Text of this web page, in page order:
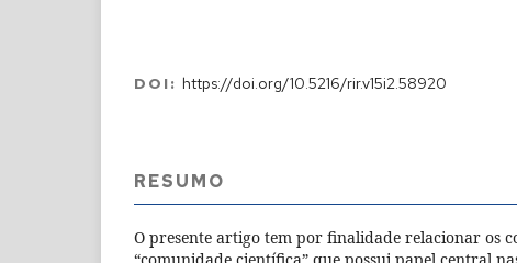
DOI: https://doi.org/10.5216/rir.v15i2.58920
RESUMO
O presente artigo tem por finalidade relacionar os